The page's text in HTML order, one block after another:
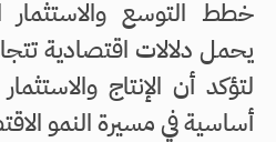
خطط التوسع والاستثمار
يحمل دلالات اقتصادية
لتؤكد أن الإنتاج
أساسية في مسيرة النمو